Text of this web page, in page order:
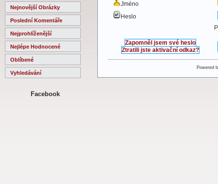
Nejnovější Obrázky
Poslední Komentáře
Nejprohlíženější
Nejlépe Hodnocené
Oblíbené
Vyhledávání
Facebook
Jméno
Heslo
Zapomněl jsem své heslo
Ztratili jste aktivační odkaz?
Powered